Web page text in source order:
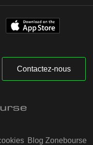
Contactez-nous
Blog Zonebourse